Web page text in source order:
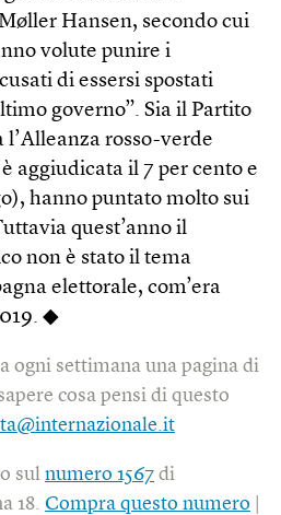
Hansen, secondo cui
volute punire i
di essersi spostati
governo”. Sia il Partito
l’Alleanza rosso-verde
aggiudicata il 7 per cento e
hanno puntato molto sui
quest’anno il
non è stato il tema
elettorale, com’era
◆
ogni settimana una pagina di
cosa pensi di questo
sul numero 1567 di
18. Compra questo numero